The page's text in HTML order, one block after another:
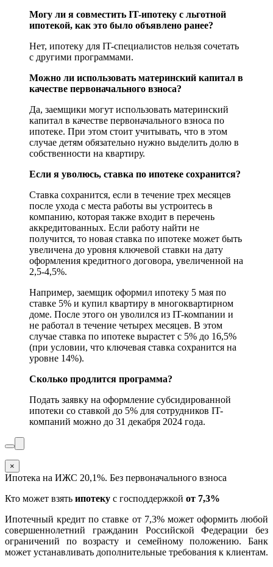
Могу ли я совместить IT-ипотеку с льготной
ипотекой, как это было объявлено ранее?
Нет, ипотеку для IT-специалистов нельзя сочетать
с другими программами.
Можно ли использовать материнский капитал в
качестве первоначального взноса?
Да, заемщики могут использовать материнский
капитал в качестве первоначального взноса по
ипотеке. При этом стоит учитывать, что в этом
случае детям обязательно нужно выделить долю в
собственности на квартиру.
Если я уволюсь, ставка по ипотеке сохранится?
Ставка сохранится, если в течение трех месяцев
после ухода с места работы вы устроитесь в
компанию, которая также входит в перечень
аккредитованных. Если работу найти не
получится, то новая ставка по ипотеке может быть
увеличена до уровня ключевой ставки на дату
оформления кредитного договора, увеличенной на
2,5-4,5%.
Например, заемщик оформил ипотеку 5 мая по
ставке 5% и купил квартиру в многоквартирном
доме. После этого он уволился из IT-компании и
не работал в течение четырех месяцев. В этом
случае ставка по ипотеке вырастет с 5% до 16,5%
(при условии, что ключевая ставка сохранится на
уровне 14%).
Сколько продлится программа?
Подать заявку на оформление субсидированной
ипотеки со ставкой до 5% для сотрудников IT-
компаний можно до 31 декабря 2024 года.
×
Ипотека на ИЖС 20,1%. Без первоначального взноса
Кто может взять ипотеку с господдержкой от 7,3%
Ипотечный кредит по ставке от 7,3% может оформить любой
совершеннолетний гражданин Российской Федерации без
ограничений по возрасту и семейному положению. Банк
может устанавливать дополнительные требования к клиентам.